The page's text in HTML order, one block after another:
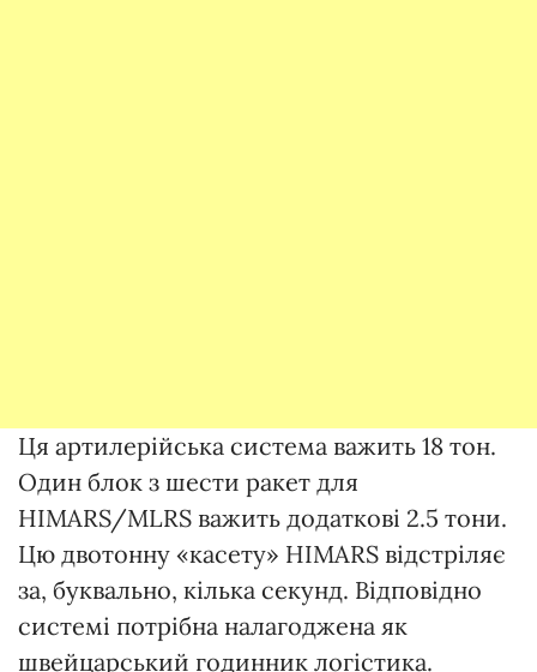
Ця артилерійська система важить 18 тон.
Один блок з шести ракет для
HIMARS/MLRS важить додаткові 2.5 тони.
Цю двотонну «касету» HIMARS відстріляє
за, буквально, кілька секунд. Відповідно
системі потрібна налагоджена як
швейцарський годинник логістика.